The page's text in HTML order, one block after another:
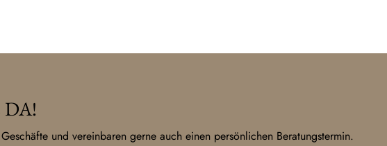
und vereinbaren gerne auch einen persönlichen Beratungstermin.